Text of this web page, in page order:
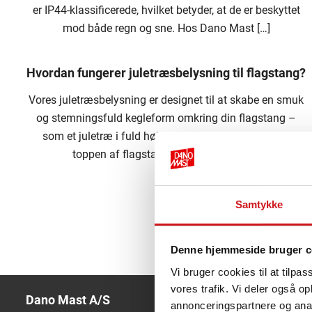
Samtykke
Denne hjemmeside bruger
Vi bruger cookies til at
vores trafik. Vi deler også
annonceringspartnere og
er IP44-klassificerede, hvilket betyder, at de er beskyttet
mod både regn og sne. Hos Dano Mast […]
Hvordan fungerer juletræsbelysning til flagstang?
Vores juletræsbelysning er designet til at skabe en smuk
og stemningsfuld kegleform omkring din flagstang –
som et juletræ i fuld højde. Lyskæderne fastgøres i
toppen af flagstangen og spændes […]
Dano Mast A/S